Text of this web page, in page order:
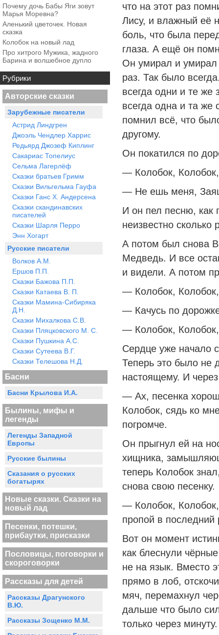
Почему дочь Бабы Яги зовут
Марья Моревна?
Аленький цветочек. Новая
сказка
Колобок на новый лад
Про хитрого Мужика, жадного
Барина и волшебное дупло
Рубрики
Авторские сказки
Зарубежные писатели
Астрид Линдгрен
Джоэль Чендлер Харрис
Редьярд Джозеф Киплинг
Сакариас Топелиус
Сельма Лагерлёф
Сказки братьев Гримм
Сказки Вильгельма Гауфа
Сказки Ганс Х. Андерсена
Сказки скандинавских
писателей
Сказки Шарля Перро
Энн Хогарт
Русские писатели
Волков А.М.
Ершов П.П.
Сказки Бажова П.П.
Сказки Катаева В. П.
Сказки Мамина-Сибиряка
Д.Н.
Сказки Михалкова С.В.
Сказки Пляцковского М. С.
Сказки Пушкина А.С.
Сказки Сутеева В.Г.
Сказки Телешова Н.Д.
Басни
Басни Крылова И.А.
Былины, мифы и
легенды
Легенды Западной
Европы
Русские былины
Сказания о русских
богатырях
Новые сказки. Сказки на
новый лад
Песенки, потешки,
прибаутки, присказки
Пословицы, поговорки и
скороговорки
Рассказы для детей
Рассказы Драгунского
В.Ю.
Рассказы Зощенко М.М.
что на этот раз
Лису, и влажный её
боль, что была
глаза. А ещё он
Он умирал и умирал
раз. Так было
всегда одни и те же
всегда одна и та же
помнил всё, что
другому.
Он покатился по
— Колобок,
— Не ешь меня,
И он пел песню, как
неизвестно сколько
А потом был снова
Медведь. И все
и видели. А потом
— Колобок,
— Качусь по
— Колобок,
Сердце уже начало
Теперь это было не
настоящему. И
— Ах, песенка
Колобок, сядь ко
погромче.
Он прыгнул ей на
хищника,
теперь Колобок
снова свою песенку.
— Колобок,
пропой в последний
Вот он момент
как блеснули
не на язык. Вместо
прямо в лоб,
мяч, перемахнул
дальше что было
только через